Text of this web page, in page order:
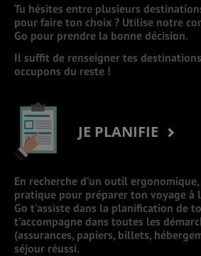
Tu hésites entre plusieurs
pour faire ton choix ? Utilise notre
Go pour prendre la bonne décision.
Il suffit de renseigner tes
occupons du reste !
JE PLANIFIE
En recherche d’un outil
pratique pour préparer ton voyage à
Go t’assiste dans la planification de
t’accompagne dans toutes les
(assurances, papiers, billets,
séjour réussi.